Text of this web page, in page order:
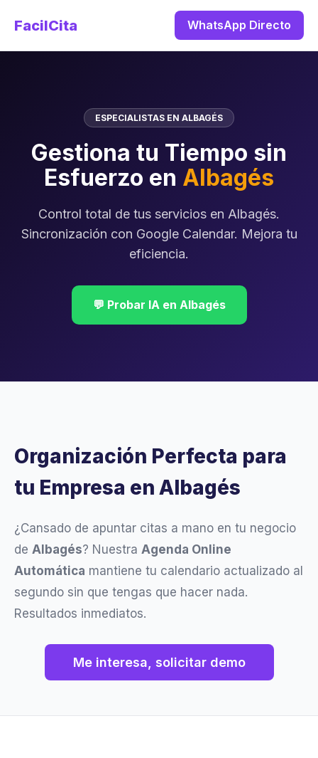
FacilCita WhatsApp Directo
ESPECIALISTAS EN ALBAGÉS
Gestiona tu Tiempo sin
Esfuerzo en Albagés
Control total de tus servicios en Albagés.
Sincronización con Google Calendar. Mejora tu
eficiencia.
💬 Probar IA en Albagés
Organización Perfecta para
tu Empresa en Albagés
¿Cansado de apuntar citas a mano en tu negocio
de Albagés? Nuestra Agenda Online
Automática mantiene tu calendario actualizado al
segundo sin que tengas que hacer nada.
Resultados inmediatos.
Me interesa, solicitar demo